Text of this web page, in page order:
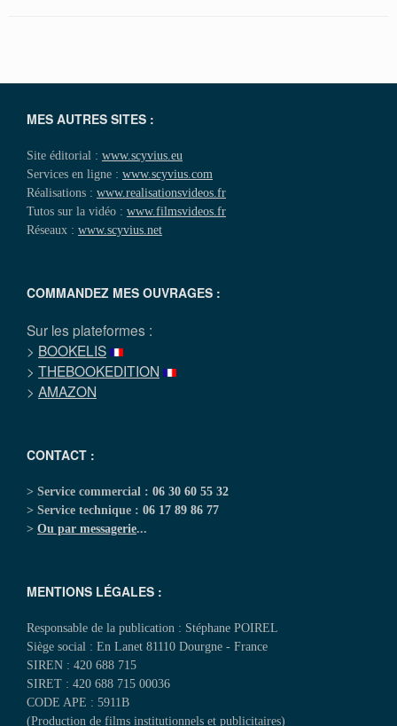
MES AUTRES SITES :
Site éditorial : www.scyvius.eu
Services en ligne : www.scyvius.com
Réalisations : www.realisationsvideos.fr
Tutos sur la vidéo : www.filmsvideos.fr
Réseaux : www.scyvius.net
COMMANDEZ MES OUVRAGES :
Sur les plateformes :
> BOOKELIS
> THEBOOKEDITION
> AMAZON
CONTACT :
> Service commercial : 06 30 60 55 32
> Service technique : 06 17 89 86 77
> Ou par messagerie...
MENTIONS LÉGALES :
Responsable de la publication : Stéphane POIREL
Siège social : En Lanet 81110 Dourgne - France
SIREN : 420 688 715
SIRET : 420 688 715 00036
CODE APE : 5911B
(Production de films institutionnels et publicitaires)